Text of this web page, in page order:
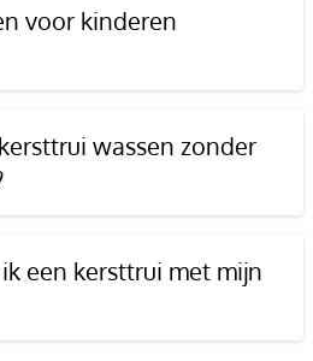
voor kinderen
wassen zonder
een kersttrui met mijn